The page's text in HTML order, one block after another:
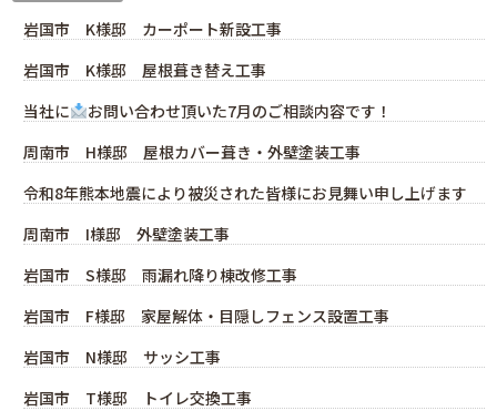
岩国市 K様邸 カーポート新設工事
岩国市 K様邸 屋根葺き替え工事
当社に
お問い合わせ頂いた7月のご相談内容です！
周南市 H様邸 屋根カバー葺き・外壁塗装工事
令和8年熊本地震により被災された皆様にお見舞い申し上げます
周南市 I様邸 外壁塗装工事
岩国市 S様邸 雨漏れ降り棟改修工事
岩国市 F様邸 家屋解体・目隠しフェンス設置工事
岩国市 N様邸 サッシ工事
岩国市 T様邸 トイレ交換工事